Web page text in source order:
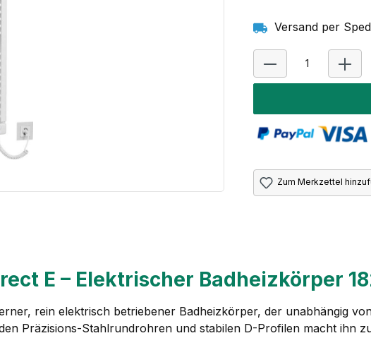
Versand per
Zum Merkzettel
E – Elektrischer Badheizkörper
rein elektrisch betriebener Badheizkörper, der unabhängig
Präzisions-Stahlrundrohren und stabilen D-Profilen macht ihn